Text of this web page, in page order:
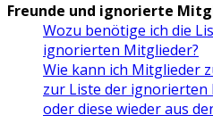
Freunde und ignorierte
Wozu benötige ich die
ignorierten Mitglieder?
Wie kann ich Mitglieder
zur Liste der
oder diese wieder aus